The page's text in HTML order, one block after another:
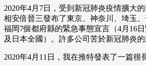
2020年4月7日，受到新冠肺炎疫情擴大
相安倍晉三發布了東京、神奈川、埼玉
福岡7個都府縣的緊急事態宣言（4月16
及日本全國）。許多公司苦於新冠肺炎的
2020年4月11日，我在推特發表了一篇很